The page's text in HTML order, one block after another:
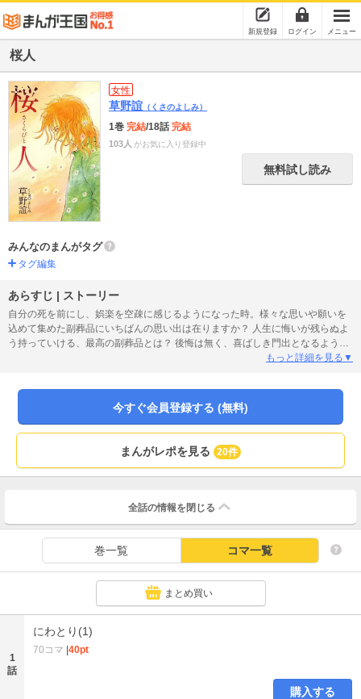
新規登録 ログイン メニュー
桜人
女性
草野誼 （くさのよしみ）
1巻 完結/18話完結
103人 がお気に入り登録中
無料試し読み
みんなのまんがタグ
タグ編集
あらすじ | ストーリー
自分の死を前にし、娯楽を空疎に感じるようになった時。様々な思いや願いを
込めて集めた副葬品にいちばんの思い出は在りますか？ 人生に悔いが残らぬよ
う持っていける、最高の副葬品とは？ 後悔は無く、喜ばしき門出となるように
もっと詳細を見る▼
今すぐ会員登録する (無料)
まんがレポを見る 20件
全話の情報を 閉じる
巻一覧 コマ一覧
まとめ買い
1
話
にわとり(1)
70コマ |40pt
購入する